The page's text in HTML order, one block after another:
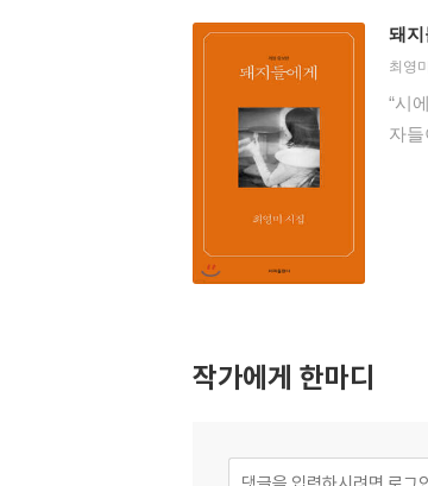
돼지
최영미
“시
자
작가에게 한마디